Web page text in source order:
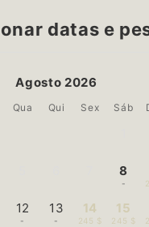
datas e
Agosto 2026
Qua Qui Sex Sáb
8
-
12
-
13
-
14
245 $
15
245 $